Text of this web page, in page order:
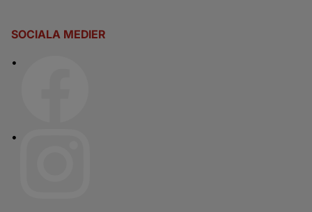
SOCIALA MEDIER